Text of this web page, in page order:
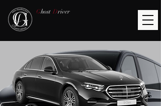
Ghost Driver